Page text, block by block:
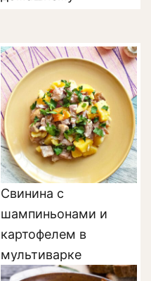
Свинина с
шампиньонами и
картофелем в
мультиварке